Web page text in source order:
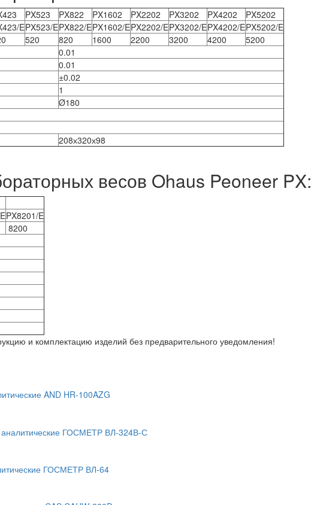
PX523 PX822 PX1602 PX2202 PX3202 PX4202
PX5202
EPX523/EPX822/EPX1602/EPX2202/EPX3202/EPX4202/EPX5202/E
520 820 1600 2200 3200 4200
5200
0.01
0.01
±0.02
1
Ø180
208х320х98
весов Ohaus Peoneer PX:
PX8201/E
8200
и комплектацию изделий без предварительного уведомления!
AND HR-100AZG
ГОСМЕТР ВЛ-324В-С
ГОСМЕТР ВЛ-64